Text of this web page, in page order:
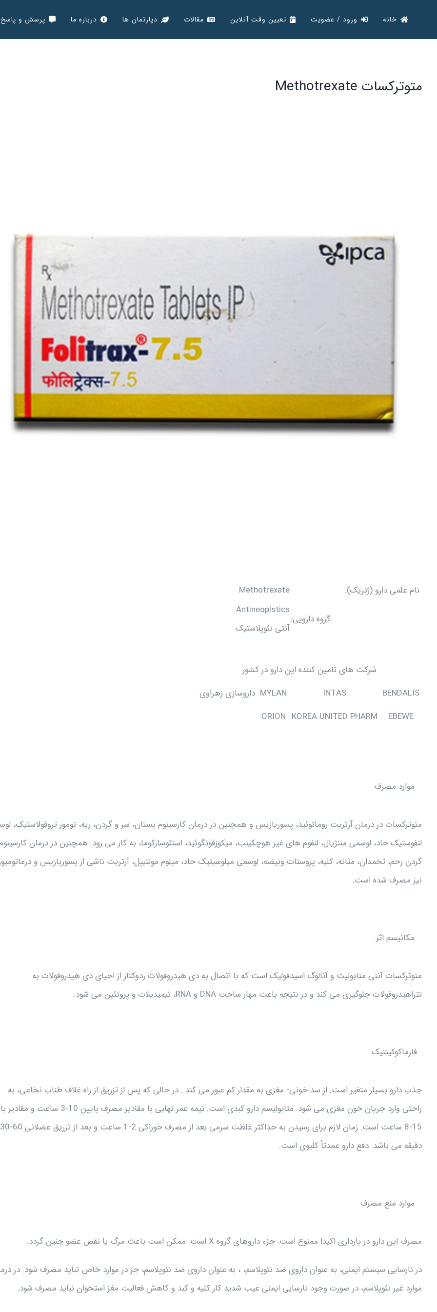
خانه ورود / عضویت تعیین وقت آنلاین مقالات دپارتمان ها درباره ما پرسش و پاسخ
متوترکسات Methotrexate
نام علمی دارو (ژنریک): Methotrexate
گروه دارویی:
Antineoplstics
آنتی نئوپلاستیک
شرکت های تامین کننده این دارو در کشور
BENDALIS
INTAS
MYLAN داروسازی زهراوی
EBEWE
KOREA UNITED PHARM
ORION
موارد مصرف
متوترکسات در درمان آرتریت روماتوئید، پسوریازیس و همچنین در درمان کارسینوم پستان، سر و گردن، ریه، تومور تروفولاستیک،
لنفوستیک حاد، لوسمی مننژیال، لنفوم های غیر هوچکینب، میکوزفونگوئید، استئوسارکوما، به کار می رود. همچنین در درمان
گردن رحم، تخمدان، مثانه، کلیه، پروستات وبیضه، لوسمی میلوسیتیک حاد، میلوم مولتیپل، آرتریت ناشی از پسوریازیس و
نیز مصرف شده است.
مکانیسم اثر
متوترکسات آنتی متابولیت و آنالوگ اسیدفولیک است که با اتصال به دی هیدروفولات ردوکتاز از احیای دی هیدروفولات به
تتراهیدروفولات جلوگیری می کند و در نتیجه باعث مهار ساخت DNA و RNA، تیمیدیلات و پروتئین می شود.
فارماکوکينتيک
جذب دارو بسیار متغیر است. از سد خونی- مغزی به مقدار کم عبور می کند . در حالی که پس از تزریق از راه غلاف طناب نخاعی، به
راحتی وارد جریان خون مغزی می شود. متابولیسم دارو کبدی است. نیمه عمر نهایی با مقادیر مصرف پایین 10-3 ساعت و
15-8 ساعت است. زمان لازم برای رسیدن به حداکثر غلظت سرمی بعد از مصرف خوراکی 2-1 ساعت و بعد از تزریق عضلانی 60-30
دقیقه می باشد. دفع دارو عمدتاً کلیوی است.
موارد منع مصرف
مصرف این دارو در بارداری اکیدا ممنوع است. جزء داروهای گروه X است. ممکن است باعث مرگ یا نقص عضو جنین گردد.
در نارسایی سیستم ایمنی، به عنوان داروی ضد نئوپلاسم، ، به عنوان داروی ضد نئوپلاسم، جز در موارد خاص نباید مصرف شود. در
موارد غیر نئوپلاسم، در صورت وجود نارسایی ایمنی عیب شدید کار کلیه و کبد و کاهش فعالیت مغز استخوان نباید مصرف شود.